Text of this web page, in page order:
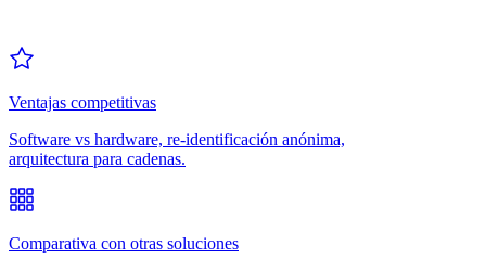
Ventajas competitivas
Software vs hardware, re-identificación anónima,
arquitectura para cadenas.
Comparativa con otras soluciones